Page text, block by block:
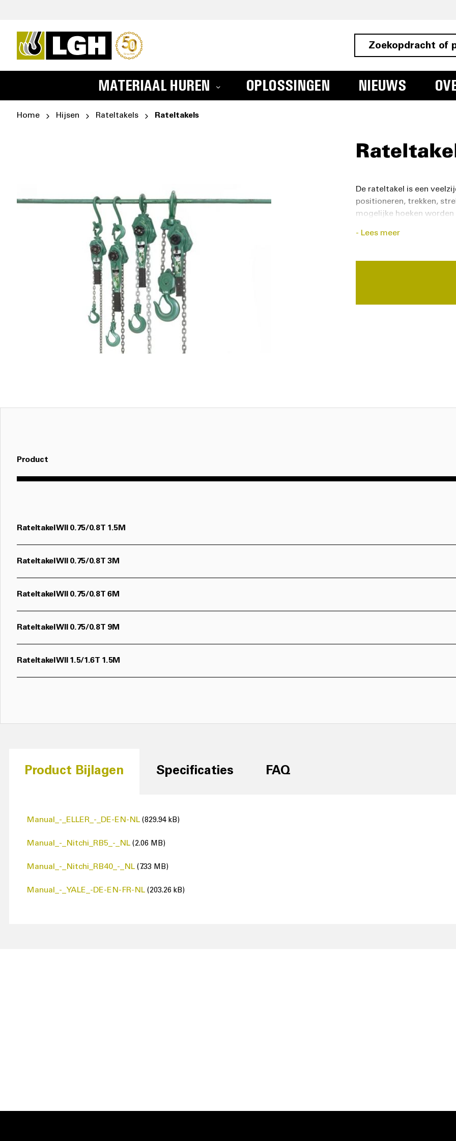
MATERIAAL HUREN OPLOSSINGEN NIEUWS
Home Hijsen Rateltakels Rateltakels
De rateltakel is een
positioneren, trekken,
mogelijke hoeken
Lees meer
Product
Rateltakel Wll 0.75/0.8T 1.5M
Rateltakel Wll 0.75/0.8T 3M
Rateltakel Wll 0.75/0.8T 6M
Rateltakel Wll 0.75/0.8T 9M
Rateltakel Wll 1.5/1.6T 1.5M
Product Bijlagen
Manual_-_ELLER_-_DE-EN-NL (829.94 kB)
Manual_-_Nitchi_RB5_-_NL (2.06 MB)
Manual_-_Nitchi_RB40_-_NL (7.33 MB)
Manual_-_YALE_-DE-EN-FR-NL (203.26 kB)
Specificaties FAQ